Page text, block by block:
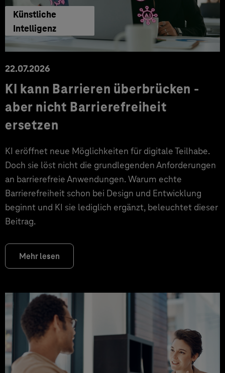
Künstliche
Intelligenz
22.07.2026
KI kann Barrieren überbrücken -
aber nicht Barrierefreiheit
ersetzen
KI eröffnet neue Möglichkeiten für digitale Teilhabe.
Doch sie löst nicht die grundlegenden Anforderungen
an barrierefreie Anwendungen. Warum echte
Barrierefreiheit schon bei Design und Entwicklung
beginnt und KI sie lediglich ergänzt, beleuchtet dieser
Beitrag.
Mehr lesen